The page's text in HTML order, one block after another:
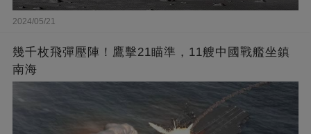
2024/05/21
幾千枚飛彈壓陣！鷹擊21瞄準，11艘中國戰艦坐鎮
南海